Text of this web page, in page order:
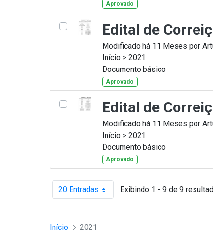
Aprovado
Edital de
Modificado há 11 Meses por
Início > 2021
Documento básico
Aprovado
Edital de
Modificado há 11 Meses por
Início > 2021
Documento básico
Aprovado
20 EntradasPor página Exibindo 1 - 9 de 9
Início 2021